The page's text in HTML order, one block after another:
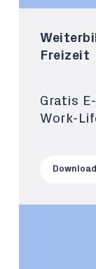
Freizeit
Gratis
Work-